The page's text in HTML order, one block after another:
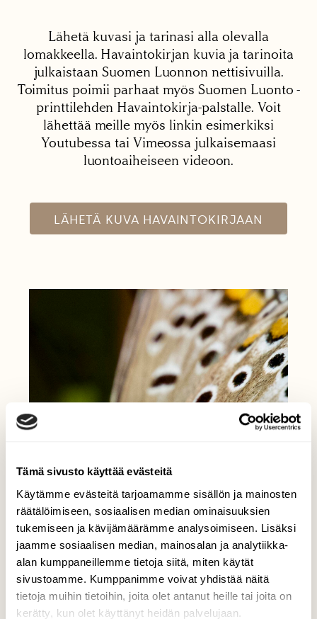
Tämä sivusto käyttää evästeitä
Käytämme evästeitä tarjoamamme sisällön ja mainosten
räätälöimiseen, sosiaalisen median ominaisuuksien
tukemiseen ja kävijämäärämme analysoimiseen. Lisäksi
jaamme sosiaalisen median, mainosalan ja analytiikka-
alan kumppaneillemme tietoja siitä, miten käytät
sivustoamme. Kumppanimme voivat yhdistää näitä
tietoja muihin tietoihin, joita olet antanut heille tai joita on
kerätty, kun olet käyttänyt heidän palvelujaan.
Lähetä kuvasi ja tarinasi alla olevalla
lomakkeella. Havaintokirjan kuvia ja tarinoita
julkaistaan Suomen Luonnon nettisivuilla.
Toimitus poimii parhaat myös Suomen Luonto -
printtilehden Havaintokirja-palstalle. Voit
lähettää meille myös linkin esimerkiksi
Youtubessa tai Vimeossa julkaisemaasi
luontoaiheiseen videoon.
LÄHETÄ KUVA HAVAINTOKIRJAAN